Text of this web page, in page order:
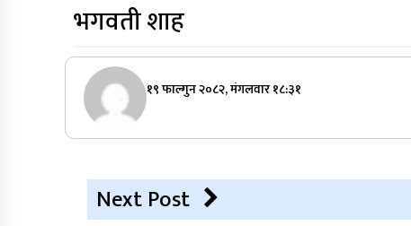
भगवती शाह
१९ फाल्गुन २०८२, मंगलवार १८:३१
Next Post